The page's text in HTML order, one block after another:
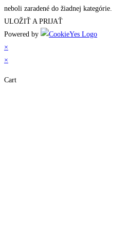
neboli zaradené do žiadnej kategórie.
ULOŽIŤ A PRIJAŤ
Powered by
×
×
Cart